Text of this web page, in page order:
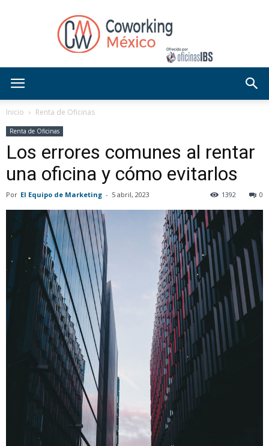
OficinasIBS
Inicio Renta de Oficinas
Renta de Oficinas
Los errores comunes al rentar
una oficina y cómo evitarlos
Por El Equipo de Marketing - 5 abril, 2023 0
1392